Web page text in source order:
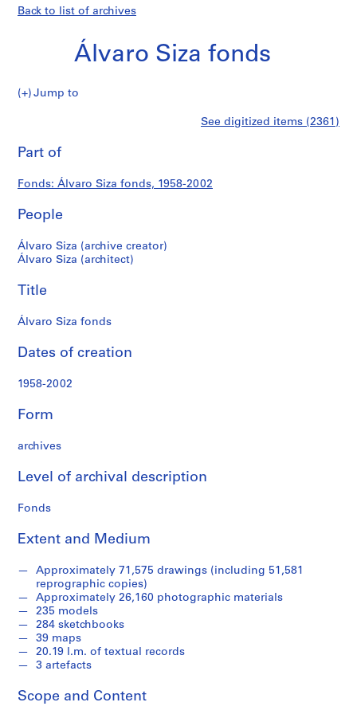
Back to list of archives
Álvaro Siza fonds
Álvaro
Jump to
i
s
:
r
c
i
e
t
u
a
p
o
e
t
,
1
9
4
8
-
0
Siza
fonds
See digitized items (2361)
Part of
Fonds: Álvaro Siza fonds, 1958-2002
People
Álvaro Siza (archive creator)
Álvaro Siza (architect)
Title
Álvaro Siza fonds
Dates of creation
1958-2002
Form
archives
Level of archival description
Fonds
Extent and Medium
Approximately 71,575 drawings (including 51,581
reprographic copies)
Approximately 26,160 photographic materials
235 models
284 sketchbooks
39 maps
20.19 l.m. of textual records
3 artefacts
Scope and Content